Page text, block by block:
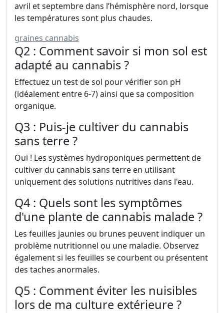
avril et septembre dans l’hémisphère nord, lorsque
les températures sont plus chaudes.
graines cannabis
Q2 : Comment savoir si mon sol est
adapté au cannabis ?
Effectuez un test de sol pour vérifier son pH
(idéalement entre 6-7) ainsi que sa composition
organique.
Q3 : Puis-je cultiver du cannabis
sans terre ?
Oui ! Les systèmes hydroponiques permettent de
cultiver du cannabis sans terre en utilisant
uniquement des solutions nutritives dans l'eau.
Q4 : Quels sont les symptômes
d'une plante de cannabis malade ?
Les feuilles jaunies ou brunes peuvent indiquer un
problème nutritionnel ou une maladie. Observez
également si les feuilles se courbent ou présentent
des taches anormales.
Q5 : Comment éviter les nuisibles
lors de ma culture extérieure ?